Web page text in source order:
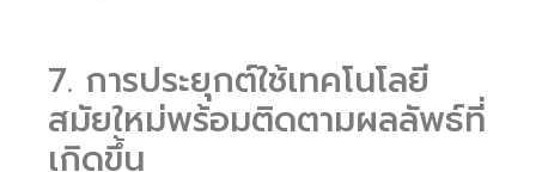
7. การประยุกต์ใช้เทคโนโลยี
สมัยใหม่พร้อมติดตามผลลัพธ์ที่
เกิดขึ้น